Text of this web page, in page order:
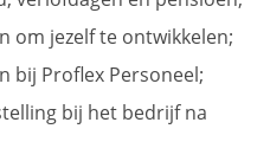
om jezelf te ontwikkelen;
bij Proflex Personeel;
bij het bedrijf na